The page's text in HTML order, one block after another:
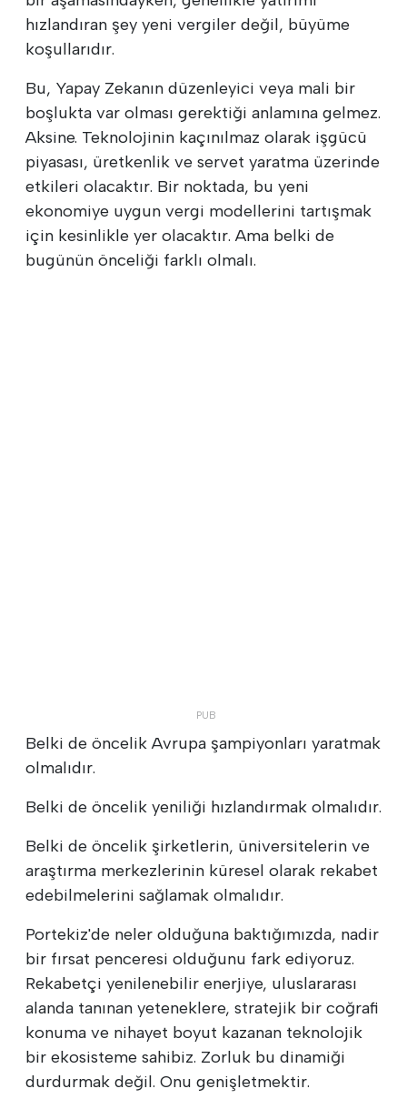
hızlandıran şey yeni vergiler değil, büyüme
koşullarıdır.
Bu, Yapay Zekanın düzenleyici veya mali bir
boşlukta var olması gerektiği anlamına gelmez.
Aksine. Teknolojinin kaçınılmaz olarak işgücü
piyasası, üretkenlik ve servet yaratma üzerinde
etkileri olacaktır. Bir noktada, bu yeni
ekonomiye uygun vergi modellerini tartışmak
için kesinlikle yer olacaktır. Ama belki de
bugünün önceliği farklı olmalı.
Belki de öncelik Avrupa şampiyonları yaratmak
olmalıdır.
Belki de öncelik yeniliği hızlandırmak olmalıdır.
Belki de öncelik şirketlerin, üniversitelerin ve
araştırma merkezlerinin küresel olarak rekabet
edebilmelerini sağlamak olmalıdır.
Portekiz'de neler olduğuna baktığımızda, nadir
bir fırsat penceresi olduğunu fark ediyoruz.
Rekabetçi yenilenebilir enerjiye, uluslararası
alanda tanınan yeteneklere, stratejik bir coğrafi
konuma ve nihayet boyut kazanan teknolojik
bir ekosisteme sahibiz. Zorluk bu dinamiği
durdurmak değil. Onu genişletmektir.